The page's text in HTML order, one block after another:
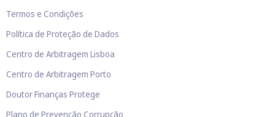
Termos e Condições
Política de Proteção de Dados
Centro de Arbitragem Lisboa
Centro de Arbitragem Porto
Doutor Finanças Protege
Plano de Prevenção Corrupção